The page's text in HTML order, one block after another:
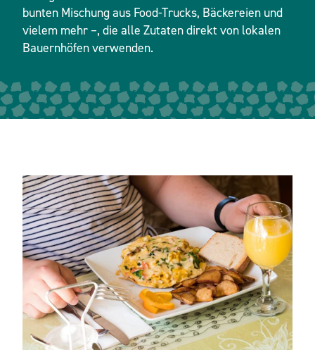
bunten Mischung aus Food-Trucks, Bäckereien und
vielem mehr –, die alle Zutaten direkt von lokalen
Bauernhöfen verwenden.